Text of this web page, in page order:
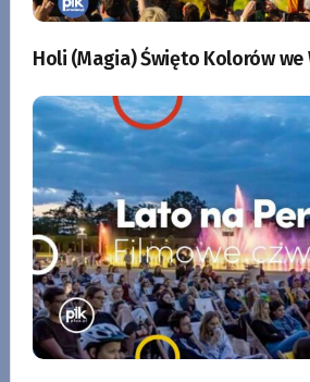
Holi (Magia) Święto Kolorów we